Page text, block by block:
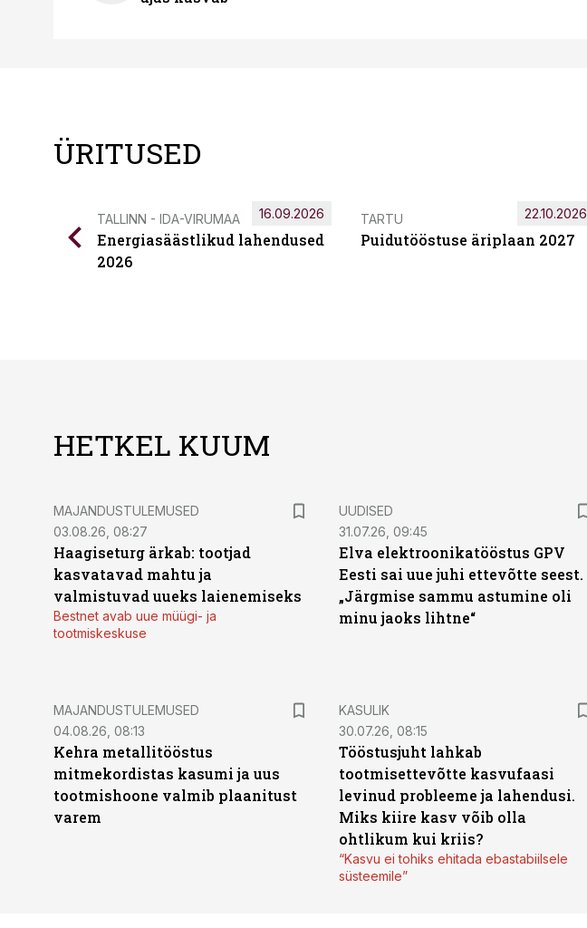
ÜRITUSED
TALLINN - IDA-VIRUMAA
Energiasäästlikud lahendused
2026
16.09.2026 TARTU
Puidutööstuse äriplaan 2027
22.10.2026
HETKEL KUUM
MAJANDUSTULEMUSED
03.08.26, 08:27
Haagiseturg ärkab: tootjad
kasvatavad mahtu ja
valmistuvad uueks laienemiseks
Bestnet avab uue müügi- ja
tootmiskeskuse
UUDISED
31.07.26, 09:45
Elva elektroonikatööstus GPV
Eesti sai uue juhi ettevõtte seest.
„Järgmise sammu astumine oli
minu jaoks lihtne“
MAJANDUSTULEMUSED
04.08.26, 08:13
Kehra metallitööstus
mitmekordistas kasumi ja uus
tootmishoone valmib plaanitust
varem
KASULIK
30.07.26, 08:15
Tööstusjuht lahkab
tootmisettevõtte kasvufaasi
levinud probleeme ja lahendusi.
Miks kiire kasv võib olla
ohtlikum kui kriis?
“Kasvu ei tohiks ehitada ebastabiilsele
süsteemile”